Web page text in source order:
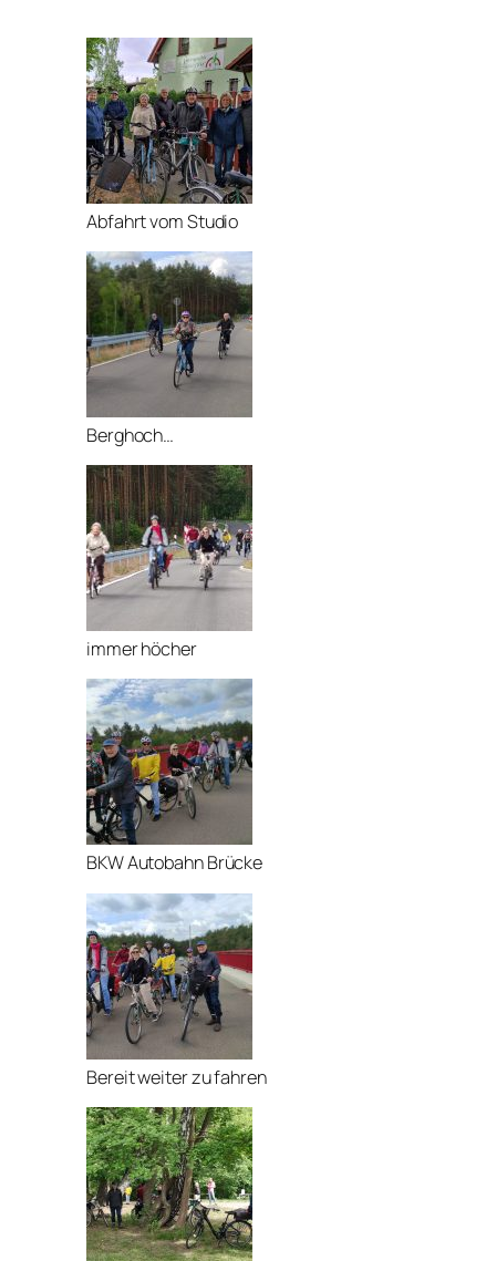
Abfahrt vom Studio
Berghoch…
immer höcher
BKW Autobahn Brücke
Bereit weiter zu fahren